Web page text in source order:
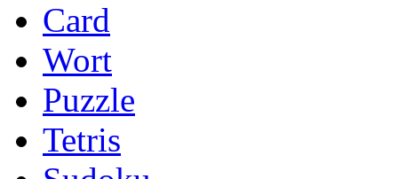
Card
Wort
Puzzle
Tetris